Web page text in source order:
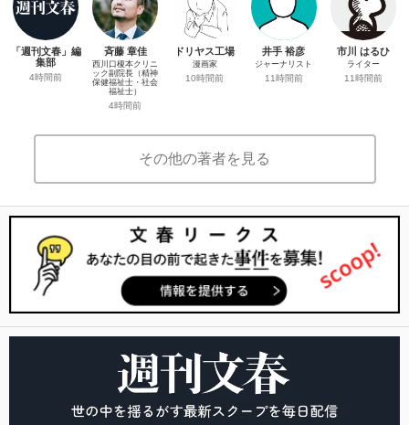
「週刊文春」編
集部
4時間前
斉藤 章佳
西川口榎本クリニ
ック副院長（精神
保健福祉士・社会
福祉士）
4時間前
ドリヤス工場
漫画家
10時間前
井手 裕彦
ジャーナリスト
11時間前
市川 はるひ
ライター
11時間前
その他の著者を見る